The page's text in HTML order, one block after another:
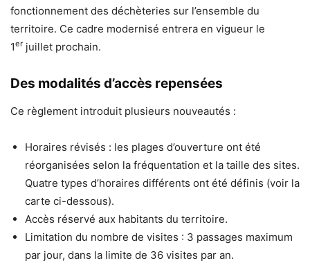
fonctionnement des déchèteries sur l’ensemble du
territoire. Ce cadre modernisé entrera en vigueur le
1er juillet prochain.
Des modalités d’accès repensées
Ce règlement introduit plusieurs nouveautés :
Horaires révisés : les plages d’ouverture ont été
réorganisées selon la fréquentation et la taille des sites.
Quatre types d’horaires différents ont été définis (voir la
carte ci-dessous).
Accès réservé aux habitants du territoire.
Limitation du nombre de visites : 3 passages maximum
par jour, dans la limite de 36 visites par an.